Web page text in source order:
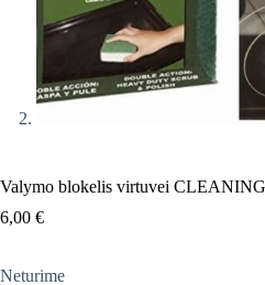
Valymo blokelis virtuvei
6,00 €
Neturime